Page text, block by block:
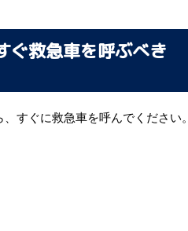
ぐ救急車を呼ぶべき
すぐに救急車を呼んでください。